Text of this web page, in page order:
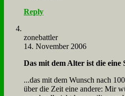
Reply
zone­batt­ler
14. November 2006
Das mit dem Al­ter ist die ei­ne
...das mit dem Wunsch nach
über die Zeit ei­ne an­de­re: Mir